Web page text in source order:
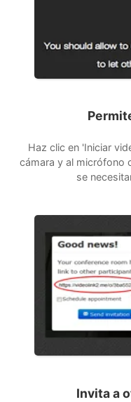
Haz clic en 'Iniciar
cámara y al micrófono
se
Invita a